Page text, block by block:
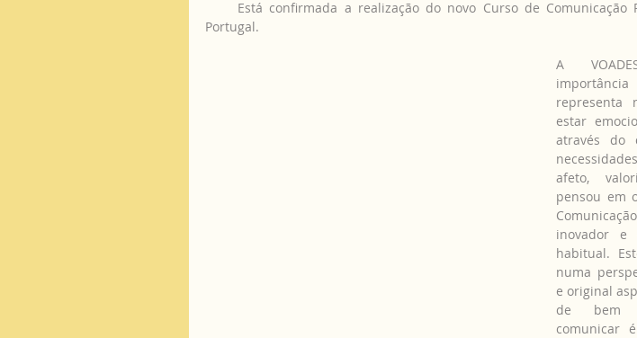
Portugal.
A
representa
estar
através do
afeto,
pensou em
inovador e
habitual.
numa
e original
de bem
comunicar